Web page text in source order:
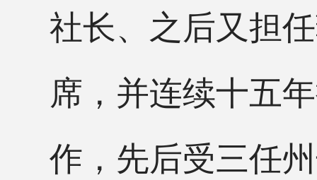
社长、之后又担
席，并连续十五
作，先后受三任